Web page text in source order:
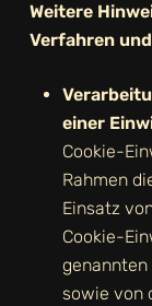
Weitere
Verfahren
einer
Cookie-
Rahmen
Einsatz
Cookie-
sowie von